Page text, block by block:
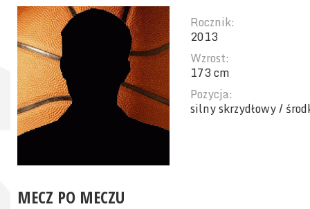
Rocznik:
2013
Wzrost:
173 cm
Pozycja:
silny skrzydłowy /
MECZ PO MECZU